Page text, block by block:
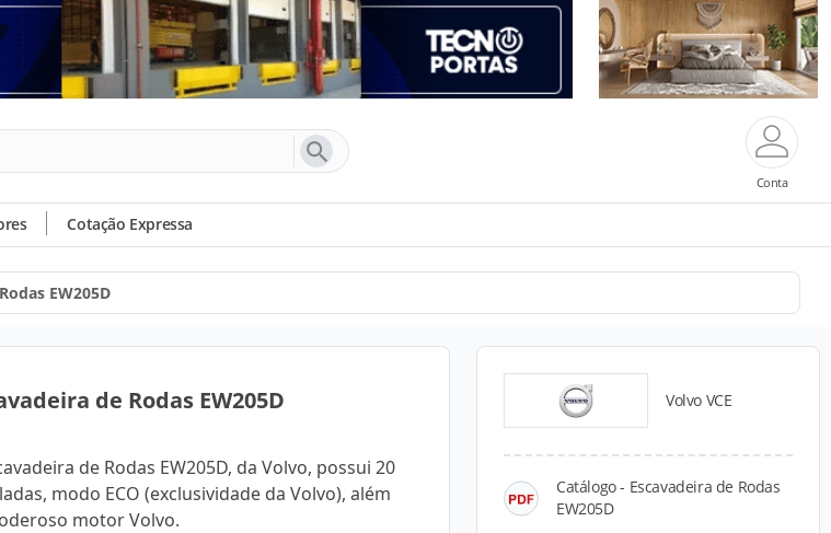
Conta
Cotação Expressa
EW205D
de Rodas EW205D
de Rodas EW205D, da Volvo, possui 20
modo ECO (exclusividade da Volvo), além
motor Volvo.
Volvo VCE
Catálogo - Escavadeira de Rodas
EW205D